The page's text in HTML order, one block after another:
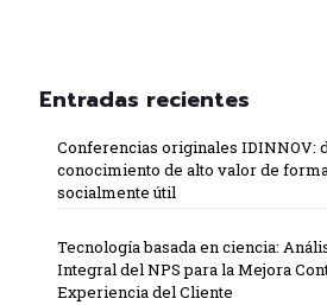
Entradas recientes
Conferencias originales IDINNOV:
conocimiento de alto valor de
socialmente útil
Tecnología basada en ciencia:
Integral del NPS para la Mejora
Experiencia del Cliente